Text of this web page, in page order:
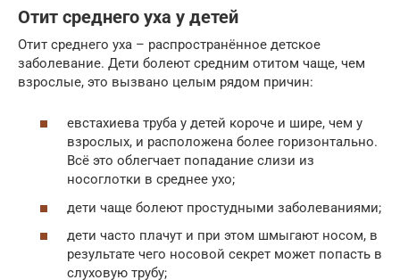
Отит среднего уха у детей
Отит среднего уха – распространённое детское
заболевание. Дети болеют средним отитом чаще, чем
взрослые, это вызвано целым рядом причин:
евстахиева труба у детей короче и шире, чем у
взрослых, и расположена более горизонтально.
Всё это облегчает попадание слизи из
носоглотки в среднее ухо;
дети чаще болеют простудными заболеваниями;
дети часто плачут и при этом шмыгают носом, в
результате чего носовой секрет может попасть в
слуховую трубу;